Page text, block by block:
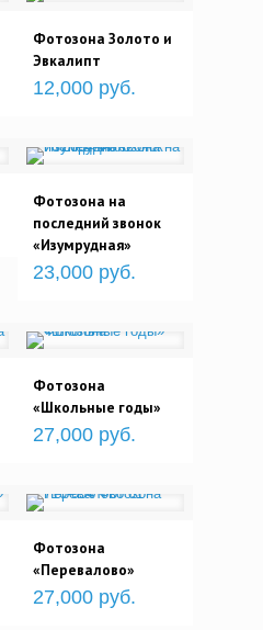
Фотозона Золото и
Эвкалипт
12,000 руб.
Фотозона на
последний звонок
«Изумрудная»
23,000 руб.
Фотозона
«Школьные годы»
27,000 руб.
Фотозона
«Перевалово»
27,000 руб.